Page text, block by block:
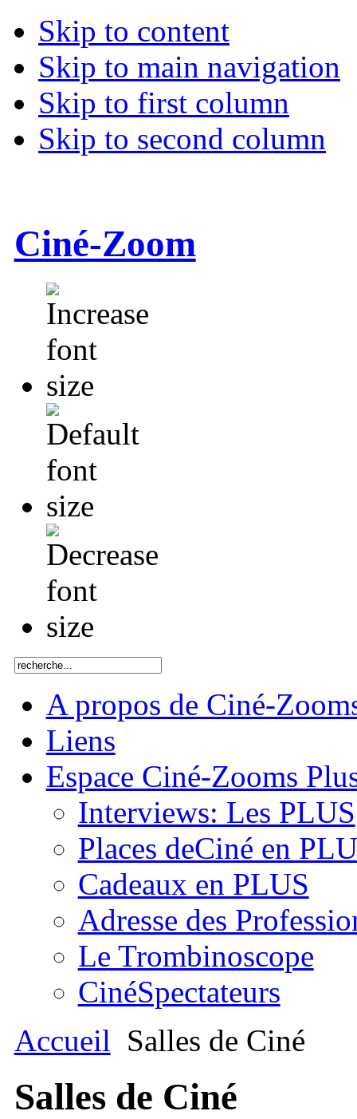
Skip to content
Skip to main navigation
Skip to first column
Skip to second column
Ciné-Zoom
A propos de Ciné-
Liens
Espace Ciné-Zooms
Interviews: Les PLUS
Places deCiné en
Cadeaux en PLUS
Adresse des
Le Trombinoscope
CinéSpectateurs
Accueil Salles de Ciné
Salles de Ciné